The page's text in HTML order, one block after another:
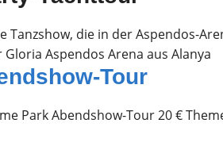
Tanzshow, die in der Aspendos-
Tour
Park Abendshow-Tour 20 €